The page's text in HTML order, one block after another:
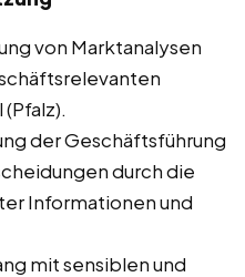
von Marktanalysen
der Geschäftsführung
durch die
Informationen und
mit sensiblen und